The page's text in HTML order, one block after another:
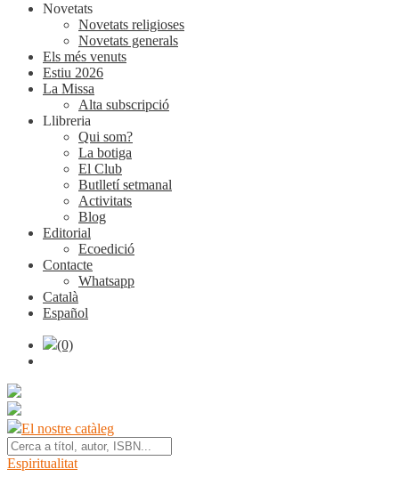
Novetats
Novetats religioses
Novetats generals
Els més venuts
Estiu 2026
La Missa
Alta subscripció
Llibreria
Qui som?
La botiga
El Club
Butlletí setmanal
Activitats
Blog
Editorial
Ecoedició
Contacte
Whatsapp
Català
Español
(0)
El nostre catàleg
Espiritualitat